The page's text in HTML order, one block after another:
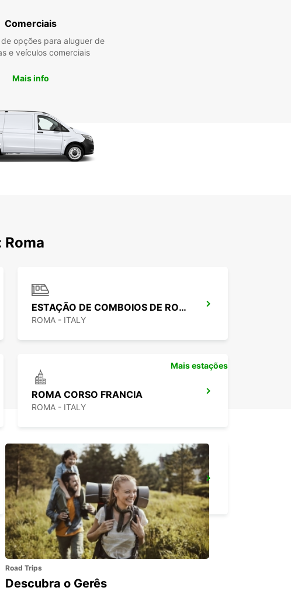
Comerciais
opções para aluguer de
e veículos comerciais
Mais info
ESTAÇÃO DE COMBOIOS DE ROMA TERMINI
ROMA - ITALY
ROMA CORSO FRANCIA
ROMA - ITALY
AEROPORTO DE ROMA CIAMPINO
ROMA - ITALY
Mais estações
Road Trips
Descubra o Gerês